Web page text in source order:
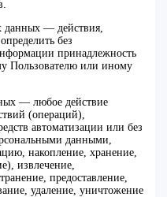
данных — действия,
без
принадлежность
Пользователю или иному
— любое действие
(операций),
автоматизации или без
данными,
накопление, хранение,
извлечение,
предоставление,
удаление, уничтожение